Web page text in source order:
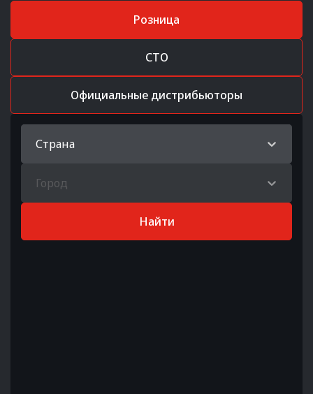
Розница
СТО
Официальные дистрибьюторы
Страна
Город
Найти